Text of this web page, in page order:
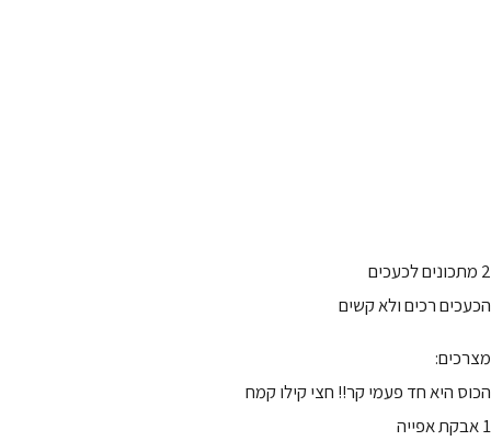
2 מתכונים לכעכים
הכעכים רכים ולא קשים
מצרכים:
הכוס היא חד פעמי קר!! חצי קילו קמח
1 אבקת אפייה